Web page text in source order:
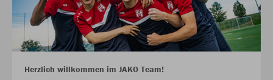
Herzlich willkommen im JAKO Team!